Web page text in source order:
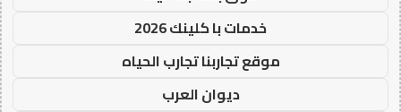
خدمات با كلينك 2026
موقع تجاربنا تجارب الحياه
ديوان العرب